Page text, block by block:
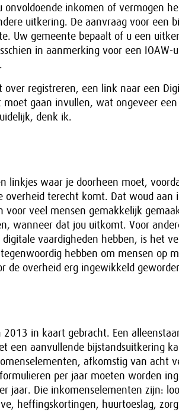
onvoldoende inkomen of vermogen
uitkering. De aanvraag voor een
Uw gemeente bepaalt of u een
in aanmerking voor een IOAW-
over registreren, een link naar een
gaan invullen, wat ongeveer een
denk ik.
linkjes waar je doorheen moet,
overheid terecht komt. Dat woud aan
veel mensen gemakkelijk
wanneer dat jou uitkomt. Voor
vaardigheden hebben, is het
hebben om mensen op
de overheid erg ingewikkeld
in kaart gebracht. Een
een aanvullende bijstandsuitkering
afkomstig van acht
per jaar moeten worden
jaar. Die inkomenselementen zijn:
heffingskortingen, huurtoeslag,